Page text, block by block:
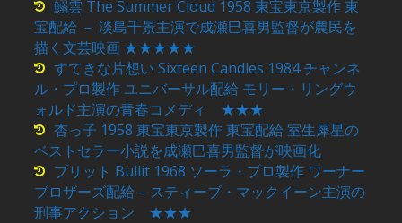
鰯雲 The Summer Cloud 1958 東宝東京製作 東
宝配給 － 淡島千景主演で成瀬巳喜男監督が農民を
描く文芸映画 ★★★★★
すてきな片想い Sixteen Candles 1984 チャンネ
ル・プロ製作 ユニバーサル配給 モリー・リングウ
ォルド主演の青春コメディ ★★★
杏っ子 1958 東宝東京製作 東宝配給 室生犀星の
ベストセラー小説を成瀬巳喜男監督が映画化
ブリット Bullit 1968 ソーラ・プロ製作 ワーナー
ブロザーズ配給 – スティーブ・マックイーン主演の
刑事アクション ★★★